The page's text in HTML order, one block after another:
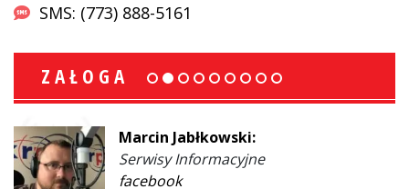
SMS: (773) 888-5161
ZAŁOGA
Marcin Jabłkowski:
Serwisy Informacyjne
facebook